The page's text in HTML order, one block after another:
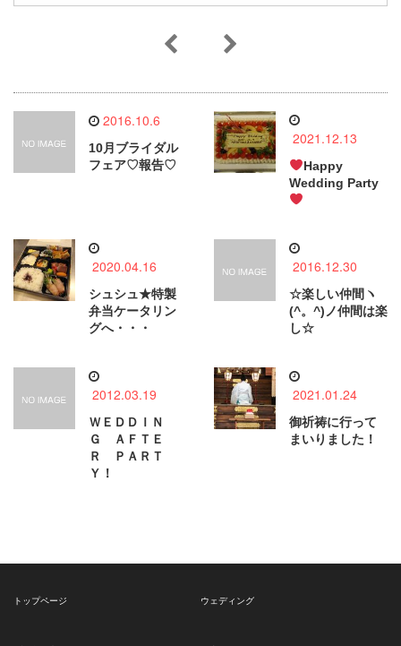
2016.10.6
10月ブライダル
フェア♡報告♡
2021.12.13
Happy
Wedding Party
2020.04.16
シュシュ★特製
弁当ケータリン
グへ・・・
2016.12.30
☆楽しい仲間ヽ
(^。^)ノ仲間は楽
し☆
2012.03.19
ＷＥＤＤＩＮ
Ｇ ＡＦＴＥ
Ｒ ＰＡＲＴ
Ｙ！
2021.01.24
御祈祷に行って
まいりました！
トップページ ウェディング